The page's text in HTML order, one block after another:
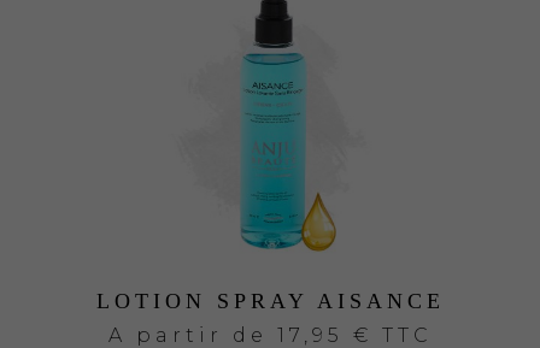
LOTION SPRAY AISANCE
A partir de 17,95 € TTC